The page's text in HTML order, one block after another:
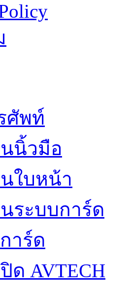
ศัพท์
นิ้วมือ
ใบหน้า
ระบบการ์ด
าร์ด
ด AVTECH